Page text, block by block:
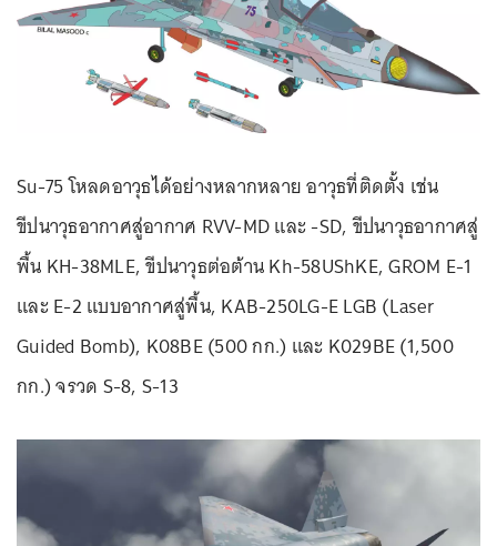
Su-75 โหลดอาวุธได้อย่างหลากหลาย อาวุธที่ติดตั้ง เช่น
ขีปนาวุธอากาศสู่อากาศ RVV-MD และ -SD, ขีปนาวุธอากาศสู่
พื้น KH-38MLE, ขีปนาวุธต่อต้าน Kh-58UShKE, GROM E-1
และ E-2 แบบอากาศสู่พื้น, KAB-250LG-E LGB (Laser
Guided Bomb), K08BE (500 กก.) และ K029BE (1,500
กก.) จรวด S-8, S-13